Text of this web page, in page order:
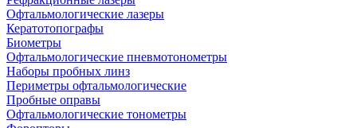
Офтальмологические лазеры
Кератотопографы
Биометры
Офтальмологические пневмотонометры
Наборы пробных линз
Периметры офтальмологические
Пробные оправы
Офтальмологические тонометры